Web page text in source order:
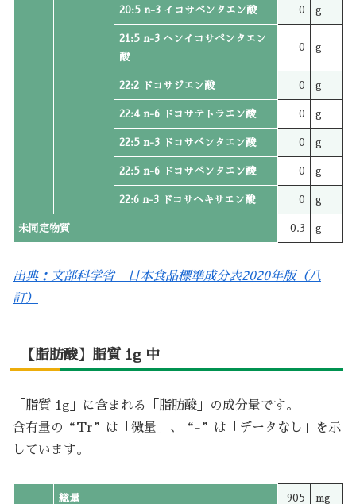
20:5 n-3 イコサペンタエン酸 0 g
21:5 n-3 ヘンイコサペンタエン
酸
0 g
22:2 ドコサジエン酸 0 g
22:4 n-6 ドコサテトラエン酸 0 g
22:5 n-3 ドコサペンタエン酸 0 g
22:5 n-6 ドコサペンタエン酸 0 g
22:6 n-3 ドコサヘキサエン酸 0 g
未同定物質 0.3 g
出典：文部科学省 日本食品標準成分表2020年版（八
訂）
【脂肪酸】脂質 1g 中
「脂質 1g」に含まれる「脂肪酸」の成分量です。
含有量の“Tr”は「微量」、“-”は「データなし」を示
しています。
総量 905 mg